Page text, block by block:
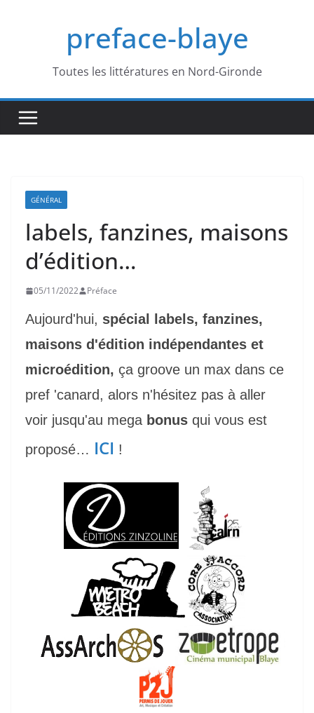
preface-blaye
Toutes les littératures en Nord-Gironde
GÉNÉRAL
labels, fanzines, maisons
d’édition…
05/11/2022 Préface
Aujourd'hui, spécial labels, fanzines,
maisons d'édition indépendantes et
microédition, ça groove un max dans ce
pref 'canard, alors n'hésitez pas à aller
voir jusqu'au mega bonus qui vous est
proposé… ICI !